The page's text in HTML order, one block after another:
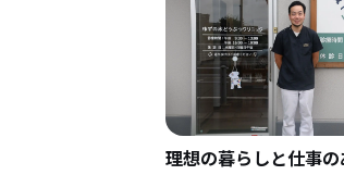
理想の暮らしと仕事